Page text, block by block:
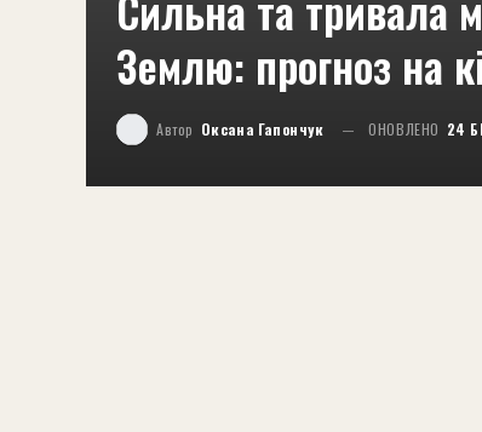
Землю: прогноз на
Автор Оксана Гапончук ОНОВЛЕНО 24